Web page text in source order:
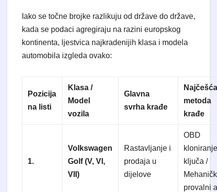
Iako se točne brojke razlikuju od države do države,
kada se podaci agregiraju na razini europskog
kontinenta, ljestvica najkradenijih klasa i modela
automobila izgleda ovako:
Pozicija
na listi
Klasa /
Model
vozila
Glavna
svrha krađe
metoda
krađe
1.
Volkswagen
Golf (V, VI,
VII)
Rastavljanje i
prodaja u
dijelove
OBD
ključa /
provalni